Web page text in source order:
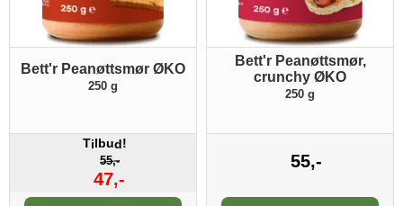
Bett'r Peanøttsmør ØKO
250 g
Tilbud!
55,-
47,-
Bett'r Peanøttsmør,
crunchy ØKO
250 g
55,-